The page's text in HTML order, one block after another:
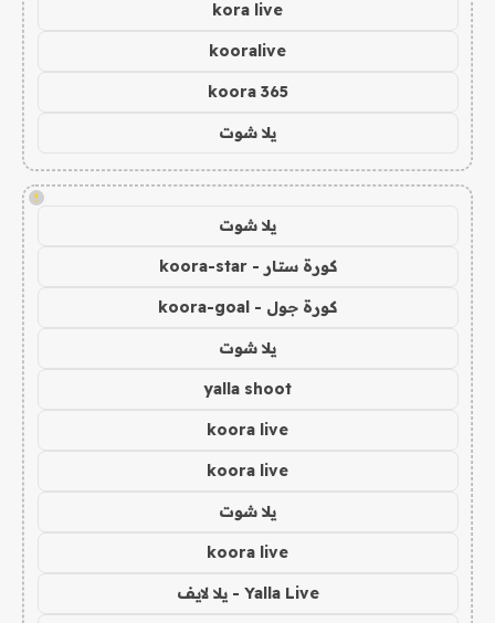
kora live
kooralive
koora 365
يلا شوت
!
يلا شوت
كورة ستار - koora-star
كورة جول - koora-goal
يلا شوت
yalla shoot
koora live
koora live
يلا شوت
koora live
Yalla Live - يلا لايف